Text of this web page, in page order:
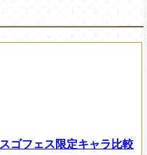
スゴフェス限定キャラ比較